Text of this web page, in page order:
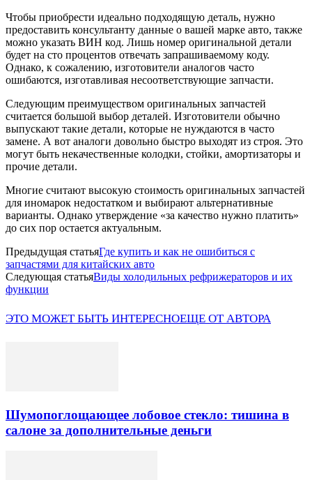
Чтобы приобрести идеально подходящую деталь, нужно
предоставить консультанту данные о вашей марке авто, также
можно указать ВИН код. Лишь номер оригинальной детали
будет на сто процентов отвечать запрашиваемому коду.
Однако, к сожалению, изготовители аналогов часто
ошибаются, изготавливая несоответствующие запчасти.
Следующим преимуществом оригинальных запчастей
считается большой выбор деталей. Изготовители обычно
выпускают такие детали, которые не нуждаются в часто
замене. А вот аналоги довольно быстро выходят из строя. Это
могут быть некачественные колодки, стойки, амортизаторы и
прочие детали.
Многие считают высокую стоимость оригинальных запчастей
для иномарок недостатком и выбирают альтернативные
варианты. Однако утверждение «за качество нужно платить»
до сих пор остается актуальным.
Предыдущая статьяГде купить и как не ошибиться с
запчастями для китайских авто
Следующая статьяВиды холодильных рефрижераторов и их
функции
ЭТО МОЖЕТ БЫТЬ ИНТЕРЕСНОЕЩЕ ОТ АВТОРА
Шумопоглощающее лобовое стекло: тишина в
салоне за дополнительные деньги